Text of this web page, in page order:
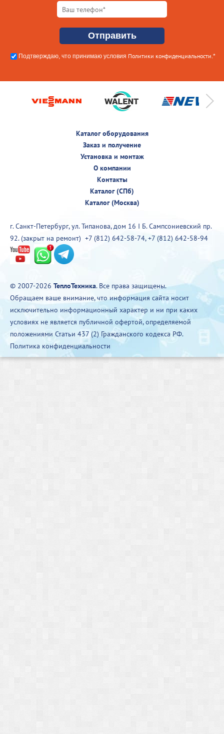
Подтверждаю, что принимаю условия Политики конфиденциальности .*
Каталог оборудования
Заказ и получение
Установка и монтаж
О компании
Контакты
Каталог (СПб)
Каталог (Москва)
г. Санкт-Петербург, ул. Типанова, дом 16 I Б. Сампсониевский пр.
92. (закрыт на ремонт) +7 (812) 642-58-74,+7 (812) 642-58-94
© 2007-2026 ТеплоТехника. Все права защищены.
Обращаем ваше внимание, что информация сайта носит
исключительно информационный характер и ни при каких
условиях не является публичной офертой, определяемой
положениями Статьи 437 (2) Гражданского кодекса РФ.
Политика конфиденциальности